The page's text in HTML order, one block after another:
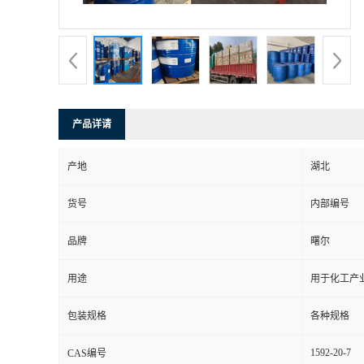
产品详请
产地 湖北
货号 内部编号
品牌 曙尔
用途 用于化工产
包装规格 各种规格
CAS编号 1592-20-7